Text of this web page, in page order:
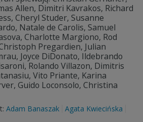
Allen, Dimitri Kavrakos, Richard
Cheryl Studer, Susanne
Natale de Carolis, Samuel
Charlotte Margiono, Rod
Pregardien, Julian
Joyce DiDonato, Ildebrando
Rolando Villazon, Dimitris
Vito Priante, Karina
Guido Loconsolo, Christina
Adam Banaszak Agata Kwiecińska